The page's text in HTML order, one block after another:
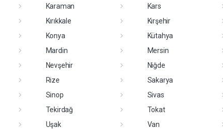
Karaman
Kars
Kırıkkale
Kırşehir
Konya
Kütahya
Mardin
Mersin
Nevşehir
Niğde
Rize
Sakarya
Sinop
Sivas
Tekirdağ
Tokat
Uşak
Van